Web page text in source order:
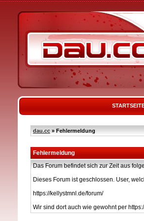
dau.cc » Fehlermeldung
Fehlermeldung
Das Forum befindet sich zur Zeit aus
Dieses Forum ist geschlossen. User,
https://kellystmnl.de/forum/
Wir sind dort auch wie gewohnt per